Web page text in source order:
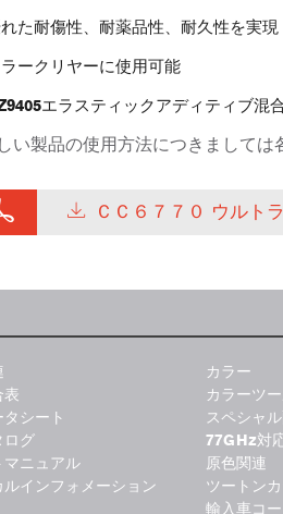
た耐傷性、耐薬品性、耐久性を実現
ークリヤーに使用可能
エラスティックアディティブ混
い製品の使用方法につきましては
ＣＣ６７７０ ウルト
表
シート
ログ
マニュアル
ルインフォメーション
カラー
カラーツ
スペシャ
77GHz対
原色関連
ツートン
輸入車コ